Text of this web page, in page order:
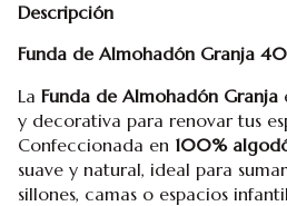
Descripción
Funda de Almohadón Granja
La Funda de Almohadón Granja
y decorativa para renovar tus
Confeccionada en 100%
suave y natural, ideal para
sillones, camas o espacios